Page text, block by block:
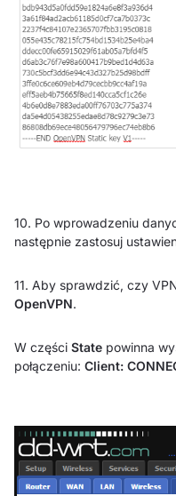
10. Po wprowadzeniu
następnie zastosuj
11. Aby sprawdzić, czy
OpenVPN.
W części State powinna
połączeniu: Client: